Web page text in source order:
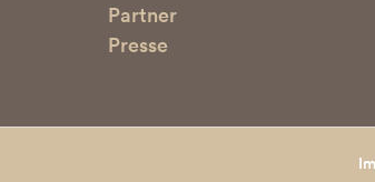
Partner
Presse